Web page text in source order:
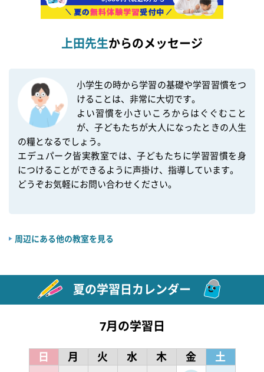
上田先生からのメッセージ
小学生の時から学習の基礎や学習習慣をつ
けることは、非常に大切です。
よい習慣を小さいころからはぐぐむこと
が、子どもたちが大人になったときの人生
の糧となるでしょう。
エデュパーク皆実教室では、子どもたちに学習習慣を身
につけることができるように声掛け、指導しています。
どうぞお気軽にお問い合わせください。
周辺にある他の教室を見る
夏の学習日カレンダー
7月の学習日
日 月 火 水 木 金
土